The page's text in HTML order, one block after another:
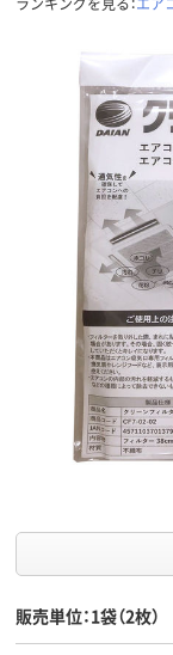
販売単位：1袋（2枚）